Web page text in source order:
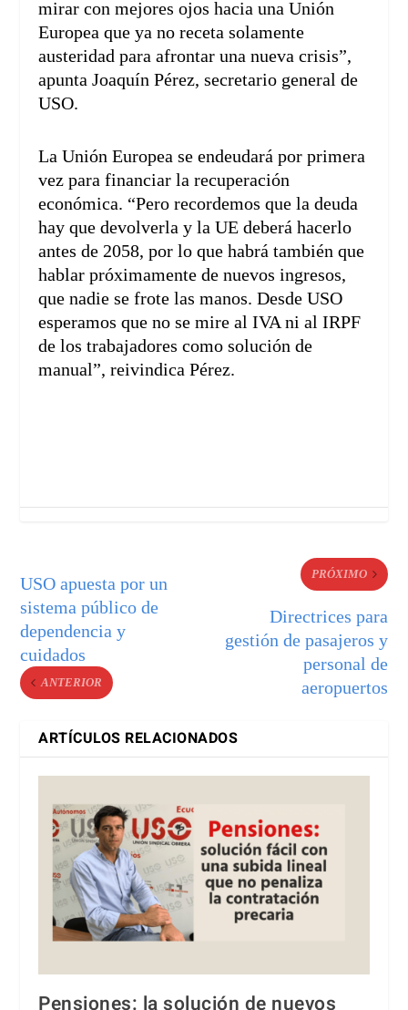
mirar con mejores ojos hacia una Unión
Europea que ya no receta solamente
austeridad para afrontar una nueva crisis”,
apunta Joaquín Pérez, secretario general de
USO.
La Unión Europea se endeudará por primera
vez para financiar la recuperación
económica. “Pero recordemos que la deuda
hay que devolverla y la UE deberá hacerlo
antes de 2058, por lo que habrá también que
hablar próximamente de nuevos ingresos,
que nadie se frote las manos. Desde USO
esperamos que no se mire al IVA ni al IRPF
de los trabajadores como solución de
manual”, reivindica Pérez.
USO apuesta por un
sistema público de
dependencia y
cuidados
ANTERIOR
PRÓXIMO
Directrices para
gestión de pasajeros y
personal de
aeropuertos
ARTÍCULOS RELACIONADOS
Pensiones: la solución de nuevos